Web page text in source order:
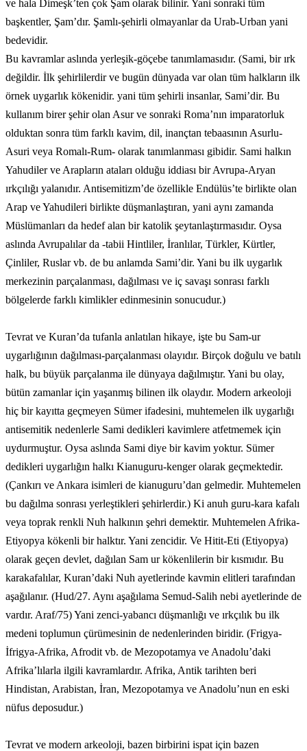
ve hala Dimeşk’ten çok Şam olarak bilinir. Yani sonraki tüm
başkentler, Şam’dır. Şamlı-şehirli olmayanlar da Urab-Urban yani
bedevidir.
Bu kavramlar aslında yerleşik-göçebe tanımlamasıdır. (Sami, bir ırk
değildir. İlk şehirlilerdir ve bugün dünyada var olan tüm halkların ilk
örnek uygarlık kökenidir. yani tüm şehirli insanlar, Sami’dir. Bu
kullanım birer şehir olan Asur ve sonraki Roma’nın imparatorluk
olduktan sonra tüm farklı kavim, dil, inançtan tebaasının Asurlu-
Asuri veya Romalı-Rum- olarak tanımlanması gibidir. Sami halkın
Yahudiler ve Arapların ataları olduğu iddiası bir Avrupa-Aryan
ırkçılığı yalanıdır. Antisemitizm’de özellikle Endülüs’te birlikte olan
Arap ve Yahudileri birlikte düşmanlaştıran, yani aynı zamanda
Müslümanları da hedef alan bir katolik şeytanlaştırmasıdır. Oysa
aslında Avrupalılar da -tabii Hintliler, İranlılar, Türkler, Kürtler,
Çinliler, Ruslar vb. de bu anlamda Sami’dir. Yani bu ilk uygarlık
merkezinin parçalanması, dağılması ve iç savaşı sonrası farklı
bölgelerde farklı kimlikler edinmesinin sonucudur.)
Tevrat ve Kuran’da tufanla anlatılan hikaye, işte bu Sam-ur
uygarlığının dağılması-parçalanması olayıdır. Birçok doğulu ve batılı
halk, bu büyük parçalanma ile dünyaya dağılmıştır. Yani bu olay,
bütün zamanlar için yaşanmış bilinen ilk olaydır. Modern arkeoloji
hiç bir kayıtta geçmeyen Sümer ifadesini, muhtemelen ilk uygarlığı
antisemitik nedenlerle Sami dedikleri kavimlere atfetmemek için
uydurmuştur. Oysa aslında Sami diye bir kavim yoktur. Sümer
dedikleri uygarlığın halkı Kianuguru-kenger olarak geçmektedir.
(Çankırı ve Ankara isimleri de kianuguru’dan gelmedir. Muhtemelen
bu dağılma sonrası yerleştikleri şehirlerdir.) Ki anuh guru-kara kafalı
veya toprak renkli Nuh halkının şehri demektir. Muhtemelen Afrika-
Etiyopya kökenli bir halktır. Yani zencidir. Ve Hitit-Eti (Etiyopya)
olarak geçen devlet, dağılan Sam ur kökenlilerin bir kısmıdır. Bu
karakafalılar, Kuran’daki Nuh ayetlerinde kavmin elitleri tarafından
aşağılanır. (Hud/27. Aynı aşağılama Semud-Salih nebi ayetlerinde de
vardır. Araf/75) Yani zenci-yabancı düşmanlığı ve ırkçılık bu ilk
medeni toplumun çürümesinin de nedenlerinden biridir. (Frigya-
İfrigya-Afrika, Afrodit vb. de Mezopotamya ve Anadolu’daki
Afrika’lılarla ilgili kavramlardır. Afrika, Antik tarihten beri
Hindistan, Arabistan, İran, Mezopotamya ve Anadolu’nun en eski
nüfus deposudur.)
Tevrat ve modern arkeoloji, bazen birbirini ispat için bazen